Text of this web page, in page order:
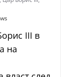
III в
на